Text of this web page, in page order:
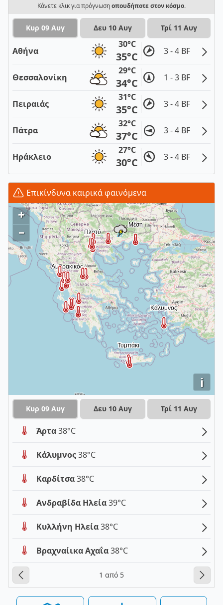
Κάνετε κλικ για πρόγνωσηοπουδήποτε στον κόσμο.
Κυρ 09 Αυγ Δευ 10 Αυγ Τρί 11 Αυγ
Αθήνα
30°C
35°C 3 - 4 BF
Θεσσαλονίκη
29°C
34°C 1 - 3 BF
Πειραιάς
31°C
35°C 3 - 4 BF
Πάτρα
32°C
37°C 3 - 4 BF
Ηράκλειο
27°C
30°C 3 - 4 BF
Επικίνδυνα καιρικά φαινόμενα
i
+
–
Κυρ 09 Αυγ Δευ 10 Αυγ Τρί 11 Αυγ
Άρτα38°C
Κάλυμνος38°C
Καρδίτσα38°C
Ανδραβίδα Ηλεία39°C
Κυλλήνη Ηλεία38°C
Βραχναίικα Αχαΐα38°C
1 από 5